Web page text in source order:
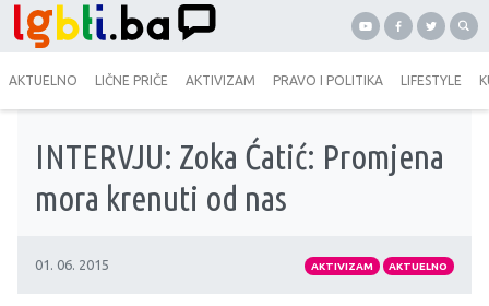
AKTUELNO LIČNE PRIČE AKTIVIZAM PRAVO I POLITIKA LIFESTYLE
INTERVJU: Zoka Ćatić: Promjena
mora krenuti od nas
01. 06. 2015 AKTIVIZAM AKTUELNO